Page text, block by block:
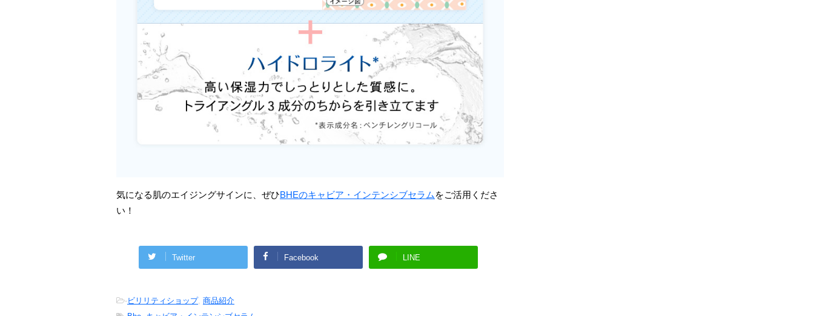
気になる肌のエイジングサインに、ぜひBHEのキャビア・インテンシブセラムをご活用くださ
い！
Twitter Facebook LINE
-ビリリティショップ, 商品紹介